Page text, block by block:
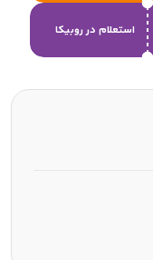
استعلام در روبیکا